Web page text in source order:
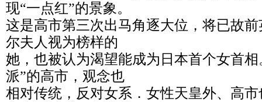
现“一点红”的景象。
这是高市第三次出马角逐大位，将已故
尔夫人视为榜样的
她，也被认为渴望能成为日本首个女首
派”的高市，观念也
相对传统，反对女系．女性天皇外、高